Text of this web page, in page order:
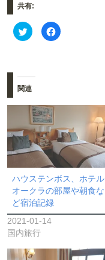
共有:
ク
リ
w
i
t
e
r
で
共
有
(
新
い
ウ
ィ
ン
ド
ウ
で
開
き
ま
す
)
F
a
は
ク
リ
ッ
ク
し
て
く
だ
さ
新
ィ
ン
関連
ハウステンボス、ホテル
オークラの部屋や朝食な
ど宿泊記録
2021-01-14
国内旅行